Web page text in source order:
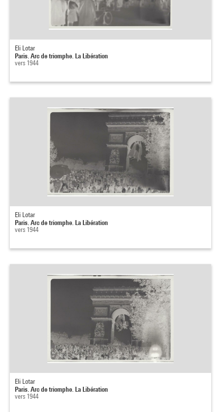
Eli Lotar
Paris. Arc de triomphe. La Libération
vers 1944
Eli Lotar
Paris. Arc de triomphe. La Libération
vers 1944
Eli Lotar
Paris. Arc de triomphe. La Libération
vers 1944